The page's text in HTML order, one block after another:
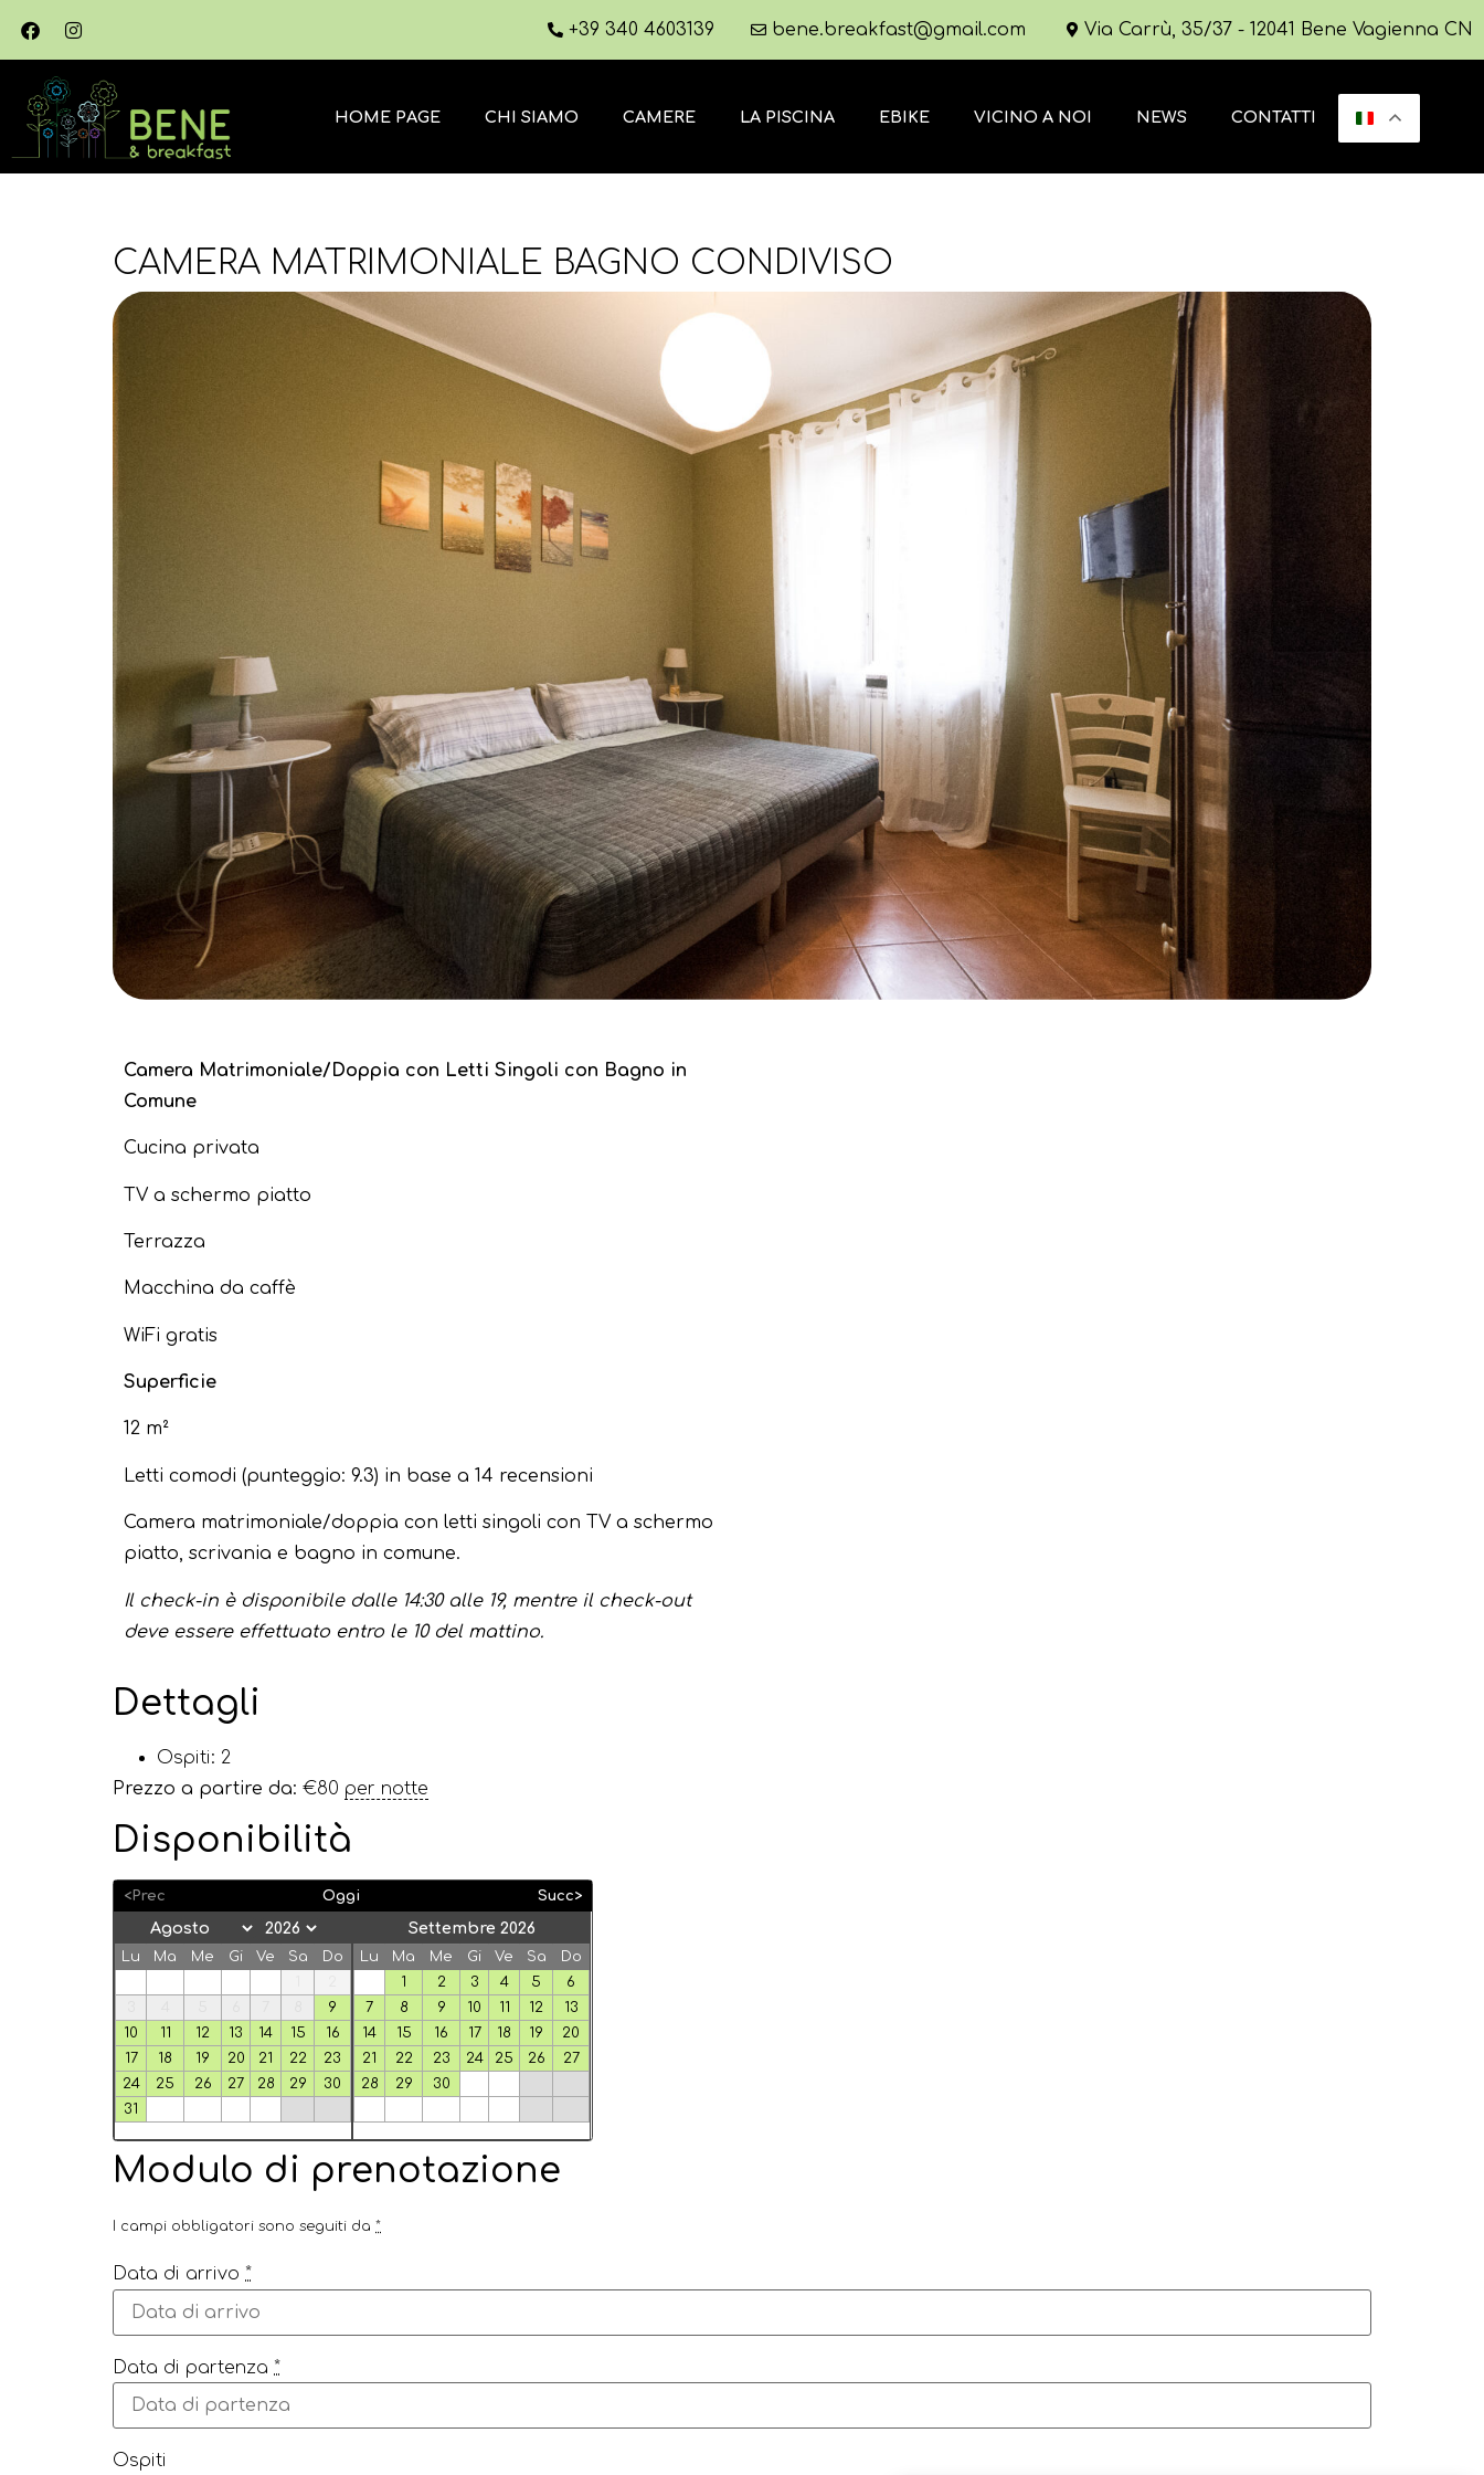
+39 340 4603139 bene.breakfast@gmail.com Via Carrù, 35/37 - 12041 Bene Vagienna CN
HOME PAGE CHI SIAMO CAMERE LA PISCINA EBIKE VICINO A NOI NEWS CONTATTI
CAMERA MATRIMONIALE BAGNO CONDIVISO
Camera Matrimoniale/Doppia con Letti Singoli con Bagno in
Comune
Cucina privata
TV a schermo piatto
Terrazza
Macchina da caffè
WiFi gratis
Superficie
12 m²
Letti comodi (punteggio: 9.3) in base a 14 recensioni
Camera matrimoniale/doppia con letti singoli con TV a schermo
piatto, scrivania e bagno in comune.
Il check-in è disponibile dalle 14:30 alle 19, mentre il check-out
deve essere effettuato entro le 10 del mattino.
Dettagli
Ospiti: 2
Prezzo a partire da: €80 per notte
Disponibilità
<Prec Oggi Succ>
Lu Ma Me Gi Ve Sa
Do
9
10
11 12 13 14 15
16
17
18 19 20 21 22
23
24
25 26 27 28 29
30
31
Settembre 2026
Lu Ma Me Gi Ve Sa
Do
1
2 3 4 5
6
7
8 9 10 11 12
13
14
15 16 17 18 19
20
21
22 23 24 25 26
27
28
29 30
Modulo di prenotazione
I campi obbligatori sono seguiti da *
Data di arrivo *
Data di partenza *
Ospiti